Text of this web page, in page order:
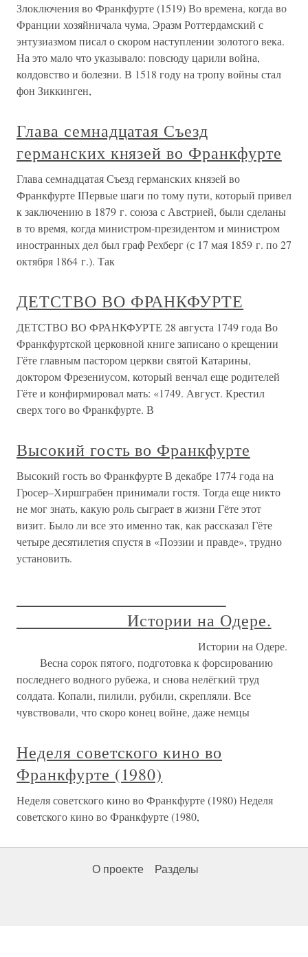
Злоключения во Франкфурте (1519) Во времена, когда во
Франции хозяйничала чума, Эразм Роттердамский с
энтузиазмом писал о скором наступлении золотого века.
На это мало что указывало: повсюду царили война,
колдовство и болезни. В 1518 году на тропу войны стал
фон Зиккинген,
Глава семнадцатая Съезд
германских князей во Франкфурте
Глава семнадцатая Съезд германских князей во
Франкфурте IПервые шаги по тому пути, который привел
к заключению в 1879 г. союза с Австрией, были сделаны
в то время, когда министром-президентом и министром
иностранных дел был граф Рехберг (с 17 мая 1859 г. по 27
октября 1864 г.). Так
ДЕТСТВО ВО ФРАНКФУРТЕ
ДЕТСТВО ВО ФРАНКФУРТЕ 28 августа 1749 года Во
Франкфуртской церковной книге записано о крещении
Гёте главным пастором церкви святой Катарины,
доктором Фрезениусом, который венчал еще родителей
Гёте и конфирмировал мать: «1749. Август. Крестил
сверх того во Франкфурте. В
Высокий гость во Франкфурте
Высокий гость во Франкфурте В декабре 1774 года на
Гросер–Хиршграбен принимали гостя. Тогда еще никто
не мог знать, какую роль сыграет в жизни Гёте этот
визит. Было ли все это именно так, как рассказал Гёте
четыре десятилетия спустя в «Поэзии и правде», трудно
установить.
Истории на Одере.
Истории на Одере.
Весна сорок пятого, подготовка к форсированию
последнего водного рубежа, и снова нелёгкий труд
солдата. Копали, пилили, рубили, скрепляли. Все
чувствовали, что скоро конец войне, даже немцы
Неделя советского кино во
Франкфурте (1980)
Неделя советского кино во Франкфурте (1980) Неделя
советского кино во Франкфурте (1980,
О проекте Разделы